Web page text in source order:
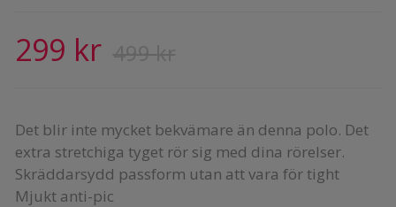
299 kr
Det blir inte mycket bekvämare än denna polo. Det
extra stretchiga tyget rör sig med dina rörelser.
Skräddarsydd passform utan att vara för tight
Mjukt anti-pic